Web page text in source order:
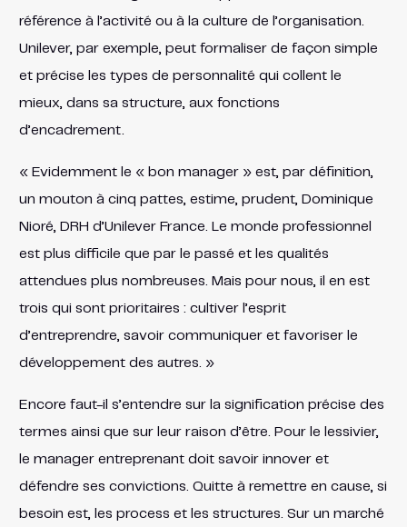
référence à l’activité ou à la culture de l’organisation.
Unilever, par exemple, peut formaliser de façon simple
et précise les types de personnalité qui collent le
mieux, dans sa structure, aux fonctions
d’encadrement.
« Evidemment le « bon manager » est, par définition,
un mouton à cinq pattes, estime, prudent, Dominique
Nioré, DRH d’Unilever France. Le monde professionnel
est plus difficile que par le passé et les qualités
attendues plus nombreuses. Mais pour nous, il en est
trois qui sont prioritaires : cultiver l’esprit
d’entreprendre, savoir communiquer et favoriser le
développement des autres. »
Encore faut-il s’entendre sur la signification précise des
termes ainsi que sur leur raison d’être. Pour le lessivier,
le manager entreprenant doit savoir innover et
défendre ses convictions. Quitte à remettre en cause, si
besoin est, les process et les structures. Sur un marché